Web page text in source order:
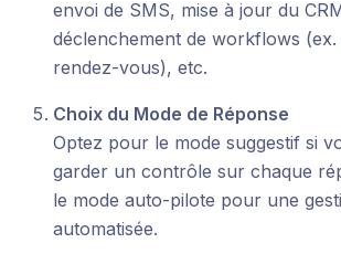
envoi de SMS, mise à jour du
déclenchement de workflows
rendez-vous), etc.
Choix du Mode de Réponse
Optez pour le mode suggestif si
garder un contrôle sur chaque
le mode auto-pilote pour une
automatisée.